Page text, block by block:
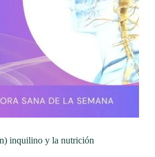
inquilino y la nutrición